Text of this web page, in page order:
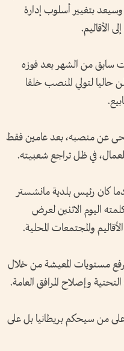
وسيعد بتغيير أسلوب إدارة
الأقاليم.
سابق من الشهر بعد فوزه
حاليا لتولي المنصب خلفا
عن منصبه، بعد ‌عامين فقط
في ظل تراجع شعبيته.
‌كان رئيس بلدية مانشستر
اليوم ​الاثنين لعرض
⁠والمجتمعات المحلية.
مدتها 10 سنوات لرفع مستويات المعيشة من خلال
⁠وإصلاح المرافق العامة.
من سيحكم بريطانيا بل على